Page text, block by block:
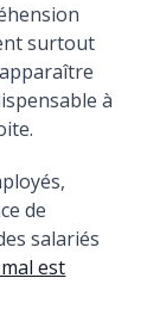
surtout
à
de
salariés
est